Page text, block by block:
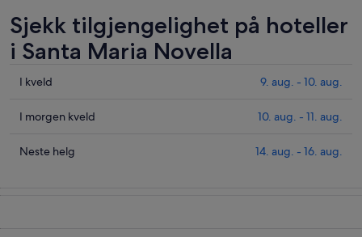
Sjekk tilgjengelighet på hoteller
i Santa Maria Novella
Sjekk
i
Maria
I kveld 9. aug. - 10. aug.
Sjekk
i
I morgen kveld 10. aug. - 11. aug.
Sjekk
Neste helg 14. aug. - 16. aug.